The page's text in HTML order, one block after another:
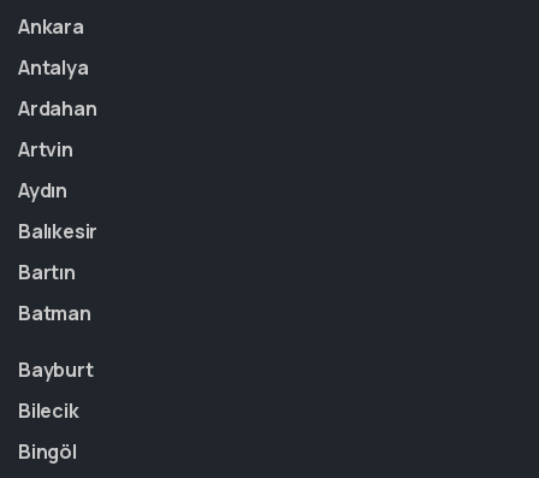
Ankara
Antalya
Ardahan
Artvin
Aydın
Balıkesir
Bartın
Batman
Bayburt
Bilecik
Bingöl